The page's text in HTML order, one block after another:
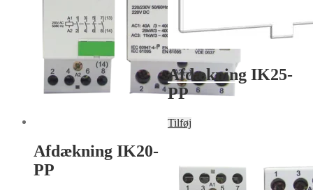
Afdækning IK20-
PP
Afdækning IK25-
PP
Tilføj